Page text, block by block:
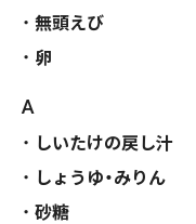
無頭えび
卵
A
しいたけの戻し汁
しょうゆ・みりん
砂糖